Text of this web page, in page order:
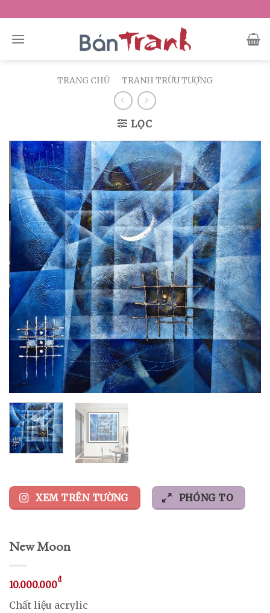
to
content
TRANG CHỦ TRANH TRỪU TƯỢNG
LỌC
XEM TRÊN TƯỜNG PHÓNG TO
New Moon
10.000.000₫
Chất liệu acrylic